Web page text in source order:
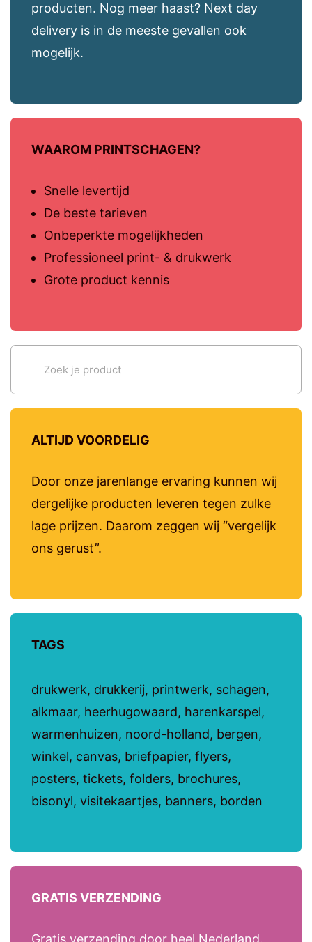
producten. Nog meer haast? Next day
delivery is in de meeste gevallen ook
mogelijk.
WAAROM PRINTSCHAGEN?
Snelle levertijd
De beste tarieven
Onbeperkte mogelijkheden
Professioneel print- & drukwerk
Grote product kennis
ALTIJD VOORDELIG
Door onze jarenlange ervaring kunnen wij
dergelijke producten leveren tegen zulke
lage prijzen. Daarom zeggen wij “vergelijk
ons gerust”.
TAGS
drukwerk, drukkerij, printwerk, schagen,
alkmaar, heerhugowaard, harenkarspel,
warmenhuizen, noord-holland, bergen,
winkel, canvas, briefpapier, flyers,
posters, tickets, folders, brochures,
bisonyl, visitekaartjes, banners, borden
GRATIS VERZENDING
Gratis verzending door heel Nederland.